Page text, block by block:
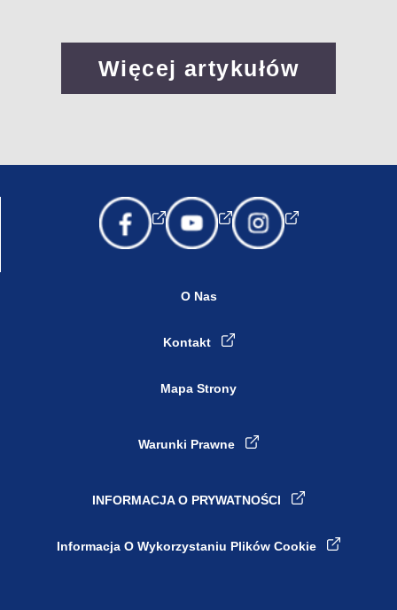
Więcej artykułów
O Nas
Kontakt
Mapa Strony
Warunki Prawne
INFORMACJA O PRYWATNOŚCI
Ustawienia plików cookie